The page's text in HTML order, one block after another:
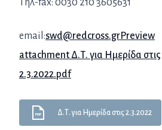
Tηλ-fax: 0030 210 3605631
email:swd@redcross.grPreview
attachment Δ.Τ. για Ημερίδα στις
2.3.2022.pdf
Δ.Τ. για Ημερίδα στις 2.3.2022